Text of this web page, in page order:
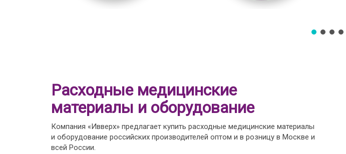
Расходные медицинские
материалы и оборудование
Компания «Ивверх» предлагает купить расходные медицинские материалы
и оборудование российских производителей оптом и в розницу в Москве и
всей России.